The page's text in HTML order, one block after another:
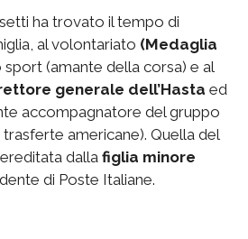
ha trovato il tempo di
al volontariato (Medaglia
sport (amante della corsa) e al
generale dell’Hasta ed
accompagnatore del gruppo
americane). Quella del
dalla figlia minore
di Poste Italiane.